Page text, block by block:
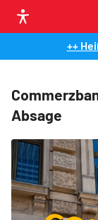
++
Absage